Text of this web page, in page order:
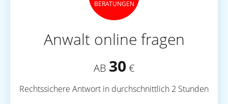
BERATUNGEN
Anwalt online fragen
AB 30 €
Rechtssichere Antwort in durchschnittlich 2 Stunden